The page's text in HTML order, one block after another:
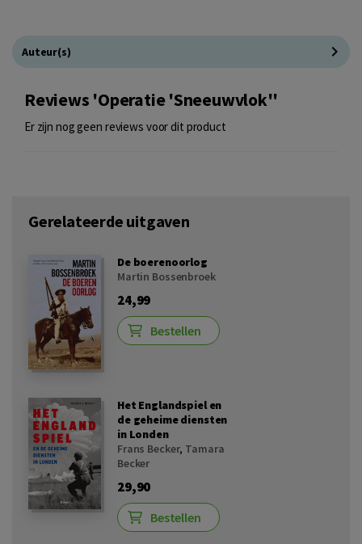
Auteur(s)
Reviews 'Operatie 'Sneeuwvlok''
Er zijn nog geen reviews voor dit product
Gerelateerde uitgaven
De boerenoorlog
Martin Bossenbroek
24,99
Bestellen
Het Englandspiel en
de geheime diensten
in Londen
Frans Becker, Tamara
Becker
29,90
Bestellen